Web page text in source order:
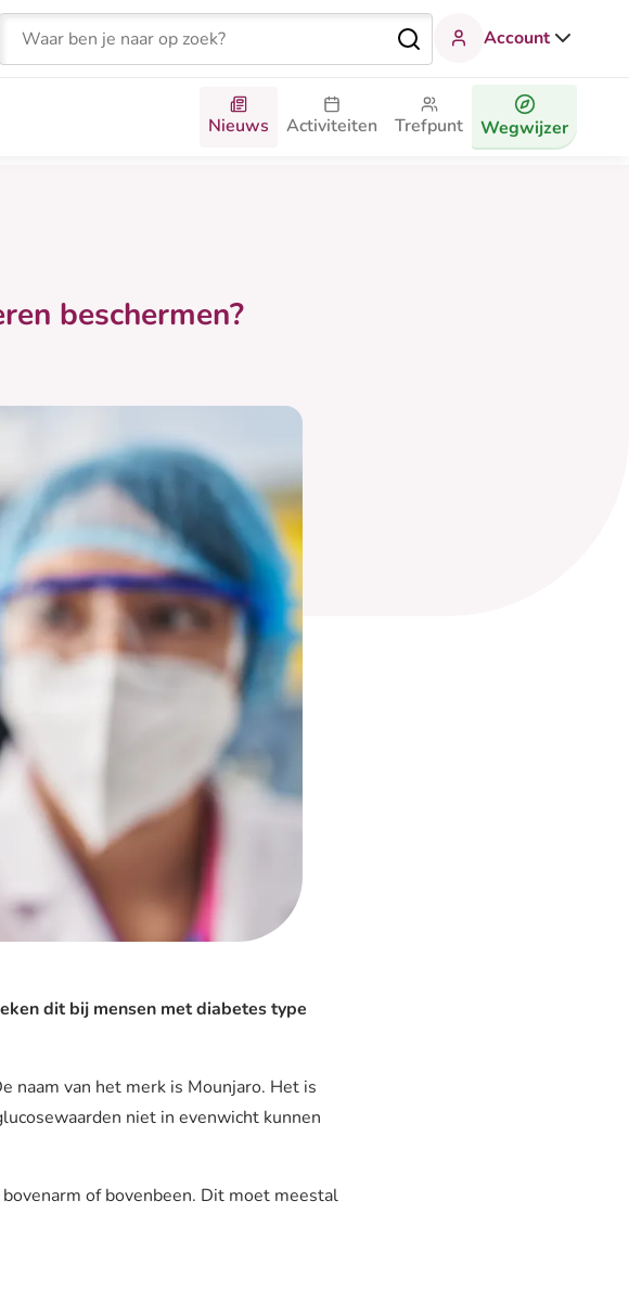
Zoeken Account
Nieuws Activiteiten Trefpunt Wegwijzer
beschermen?
dit bij mensen met diabetes type
naam van het merk is Mounjaro. Het is
niet in evenwicht kunnen
of bovenbeen. Dit moet meestal